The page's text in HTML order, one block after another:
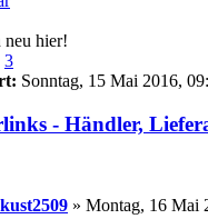
hier!
3
Sonntag, 15 Mai 2016,
- Händler,
» Montag, 16 Mai